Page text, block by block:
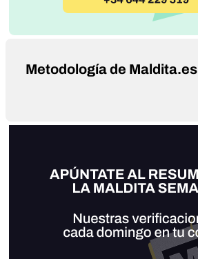
Metodología de Maldita.es